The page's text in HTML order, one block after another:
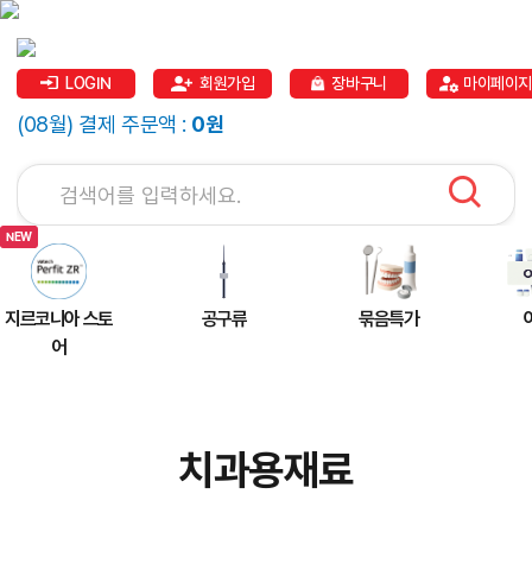
LOGIN 회원가입 장바구니 마이페이지
(08월) 결제 주문액 : 0원
지르코니아 스토
어
공구류 묶음특가
치과용재료